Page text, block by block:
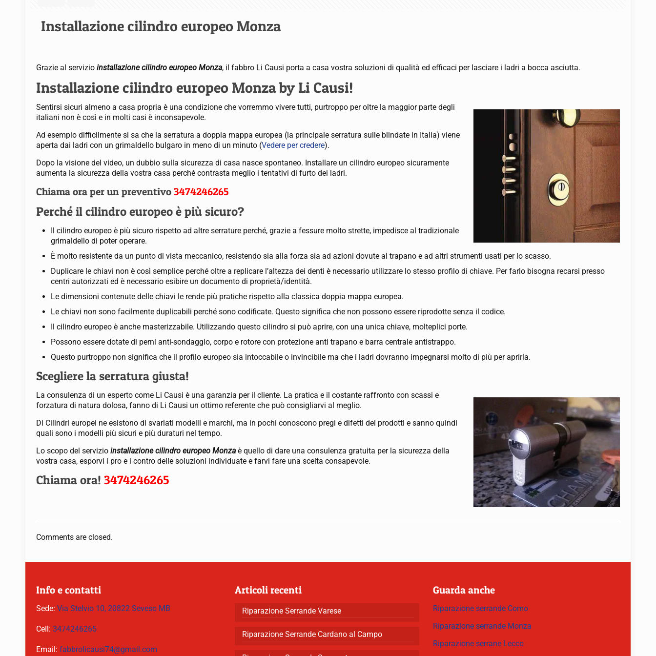
Installazione cilindro europeo Monza
Grazie al servizioinstallazione cilindro europeo Monza, il fabbro Li Causi porta a casa vostra soluzioni di qualità ed efficaci per lasciare i ladri a bocca asciutta.
Installazione cilindro europeo Monza by Li Causi!
Sentirsi sicuri almeno a casa propria è una condizione che vorremmo vivere tutti, purtroppo per oltre la maggior parte degli
italiani non è così e in molti casi è inconsapevole.
Ad esempio difficilmente si sa che la serratura a doppia mappa europea (la principale serratura sulle blindate in Italia) viene
aperta dai ladri con un grimaldello bulgaro in meno di un minuto (Vedere per credere).
Dopo la visione del video, un dubbio sulla sicurezza di casa nasce spontaneo. Installare un cilindro europeo sicuramente
aumenta la sicurezza della vostra casa perché contrasta meglio i tentativi di furto dei ladri.
Chiama ora per un preventivo3474246265
Perché il cilindro europeo è più sicuro?
Il cilindro europeo è più sicuro rispetto ad altre serrature perché, grazie a fessure molto strette, impedisce al tradizionale
grimaldello di poter operare.
È molto resistente da un punto di vista meccanico, resistendo sia alla forza sia ad azioni dovute al trapano e ad altri strumenti usati per lo scasso.
Duplicare le chiavi non è così semplice perché oltre a replicare l’altezza dei denti è necessario utilizzare lo stesso profilo di chiave. Per farlo bisogna recarsi presso
centri autorizzati ed è necessario esibire un documento di proprietà/identità.
Le dimensioni contenute delle chiavi le rende più pratiche rispetto alla classica doppia mappa europea.
Le chiavi non sono facilmente duplicabili perché sono codificate. Questo significa che non possono essere riprodotte senza il codice.
Il cilindro europeo è anche masterizzabile. Utilizzando questo cilindro si può aprire, con una unica chiave, molteplici porte.
Possono essere dotate di perni anti-sondaggio, corpo e rotore con protezione anti trapano e barra centrale antistrappo.
Questo purtroppo non significa che il profilo europeo sia intoccabile o invincibile ma che i ladri dovranno impegnarsi molto di più per aprirla.
Scegliere la serratura giusta!
La consulenza di un esperto come Li Causi è una garanzia per il cliente. La pratica e il costante raffronto con scassi e
forzatura di natura dolosa, fanno di Li Causi un ottimo referente che può consigliarvi al meglio.
Di Cilindri europei ne esistono di svariati modelli e marchi, ma in pochi conoscono pregi e difetti dei prodotti e sanno quindi
quali sono i modelli più sicuri e più duraturi nel tempo.
Lo scopo del servizioinstallazione cilindro europeo Monzaè quello di dare una consulenza gratuita per la sicurezza della
vostra casa, esporvi i pro e i contro delle soluzioni individuate e farvi fare una scelta consapevole.
Chiama ora!3474246265
Comments are closed.
Info e contatti
Sede: Via Stelvio 10, 20822 Seveso MB
Cell: 3474246265
Email: fabbrolicausi74@gmail.com
Articoli recenti
Riparazione Serrande Varese
Riparazione Serrande Cardano al Campo
Guarda anche
Riparazione serrande Como
Riparazione serrande Monza
Riparazione serrane Lecco